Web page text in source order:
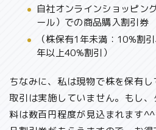
自社オンラインショッピン
ール）での商品購入割引券
（株保有1年未満：10%割
年以上40%割引）
ちなみに、私は現物で株を保有
取引は実施していません。もし、
料は数百円程度が見込まれます^^